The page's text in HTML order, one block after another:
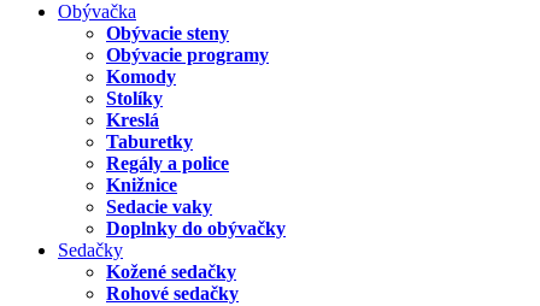
Obývačka
Obývacie steny
Obývacie programy
Komody
Stolíky
Kreslá
Taburetky
Regály a police
Knižnice
Sedacie vaky
Doplnky do obývačky
Sedačky
Kožené sedačky
Rohové sedačky